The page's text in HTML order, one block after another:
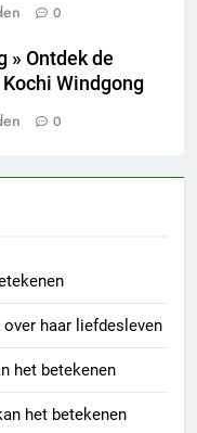
0
» Ontdek de
Windgong
0
haar liefdesleven
het betekenen
het betekenen